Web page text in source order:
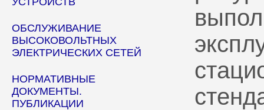
ОБСЛУЖИВАНИЕ
ВЫСОКОВОЛЬТНЫХ
ЭЛЕКТРИЧЕСКИХ СЕТЕЙ
НОРМАТИВНЫЕ
ДОКУМЕНТЫ.
ПУБЛИКАЦИИ